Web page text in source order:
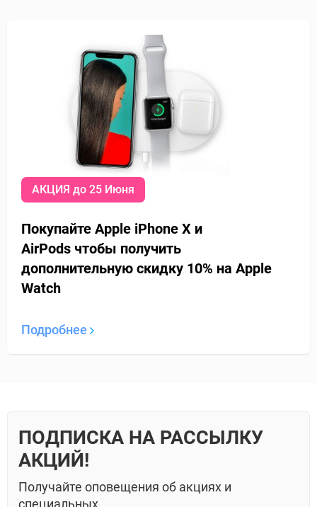
АКЦИЯ до 25 Июня
Покупайте Apple iPhone X и
AirPods чтобы получить
дополнительную скидку 10% на Apple
Watch
Подробнее
ПОДПИСКА НА РАССЫЛКУ
АКЦИЙ!
Получайте оповещения об акциях и
специальных